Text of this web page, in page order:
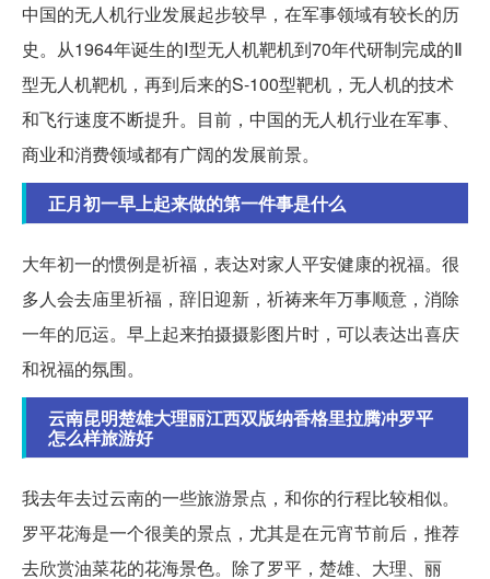
中国的无人机行业发展起步较早，在军事领域有较长的历
史。从1964年诞生的Ⅰ型无人机靶机到70年代研制完成的Ⅱ
型无人机靶机，再到后来的S-100型靶机，无人机的技术
和飞行速度不断提升。目前，中国的无人机行业在军事、
商业和消费领域都有广阔的发展前景。
正月初一早上起来做的第一件事是什么
大年初一的惯例是祈福，表达对家人平安健康的祝福。很
多人会去庙里祈福，辞旧迎新，祈祷来年万事顺意，消除
一年的厄运。早上起来拍摄摄影图片时，可以表达出喜庆
和祝福的氛围。
云南昆明楚雄大理丽江西双版纳香格里拉腾冲罗平
怎么样旅游好
我去年去过云南的一些旅游景点，和你的行程比较相似。
罗平花海是一个很美的景点，尤其是在元宵节前后，推荐
去欣赏油菜花的花海景色。除了罗平，楚雄、大理、丽